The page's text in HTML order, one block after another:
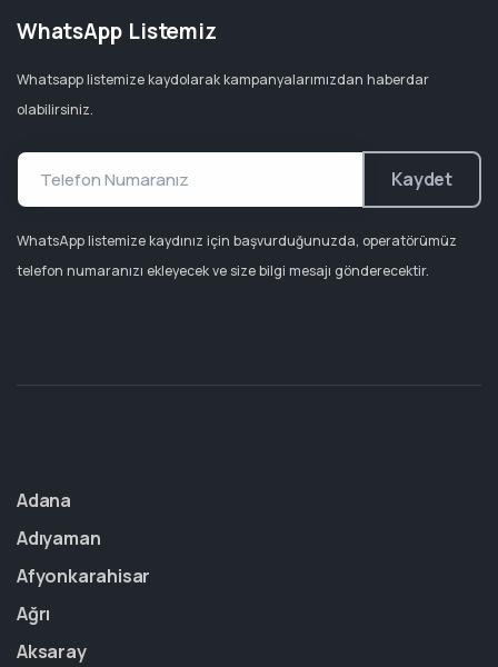
WhatsApp Listemiz
Whatsapp listemize kaydolarak kampanyalarımızdan haberdar
olabilirsiniz.
Kaydet
WhatsApp listemize kaydınız için başvurduğunuzda, operatörümüz
telefon numaranızı ekleyecek ve size bilgi mesajı gönderecektir.
Adana
Adıyaman
Afyonkarahisar
Ağrı
Aksaray